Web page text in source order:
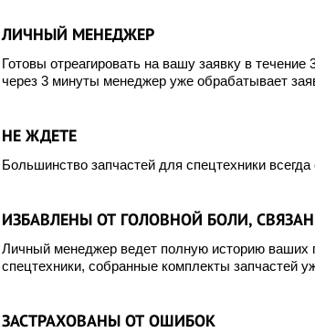
ЛИЧНЫЙ МЕНЕДЖЕР
Готовы отреагировать на вашу заявку в течение
через 3 минуты менеджер уже обрабатывает
НЕ ЖДЕТЕ
Большинство запчастей для спецтехники
ИЗБАВЛЕНЫ ОТ ГОЛОВНОЙ БОЛИ,
Личный менеджер ведет полную историю ваших
спецтехники, собранные комплекты запчастей
ЗАСТРАХОВАНЫ ОТ ОШИБОК